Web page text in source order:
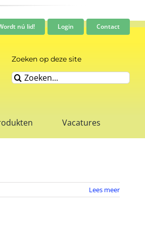
nú lid! Login Contact
Zoeken op deze site
Zoeken
naar:
Vacatures
Lees meer